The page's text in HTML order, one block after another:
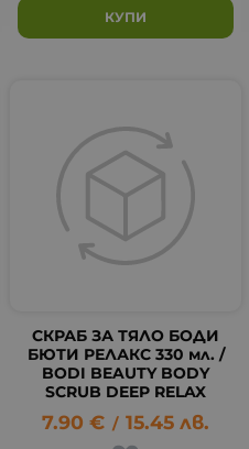
КУПИ
СКРАБ ЗА ТЯЛО БОДИ
БЮТИ РЕЛАКС 330 мл. /
BODI BEAUTY BODY
SCRUB DEEP RELAX
7.90 € / 15.45 лв.